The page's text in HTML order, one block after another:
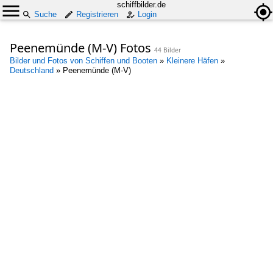
schiffbilder.de
Suche
Registrieren Login
Peenemünde (M-V) Fotos 44 Bilder
Bilder und Fotos von Schiffen und Booten » Kleinere Häfen »
Deutschland » Peenemünde (M-V)